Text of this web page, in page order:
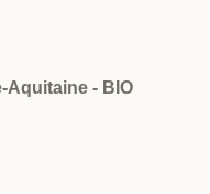
Aquitaine - BIO